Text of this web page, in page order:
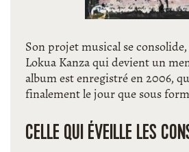
Son projet musical se
Lokua Kanza qui devient un
album est enregistré en 2006,
finalement le jour que sous
CELLE QUI ÉVEILLE LES